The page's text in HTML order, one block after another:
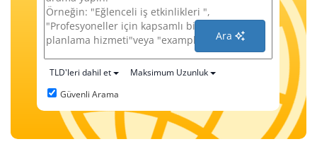
Ara
TLD'leri dahil et
Maksimum Uzunluk
Güvenli Arama